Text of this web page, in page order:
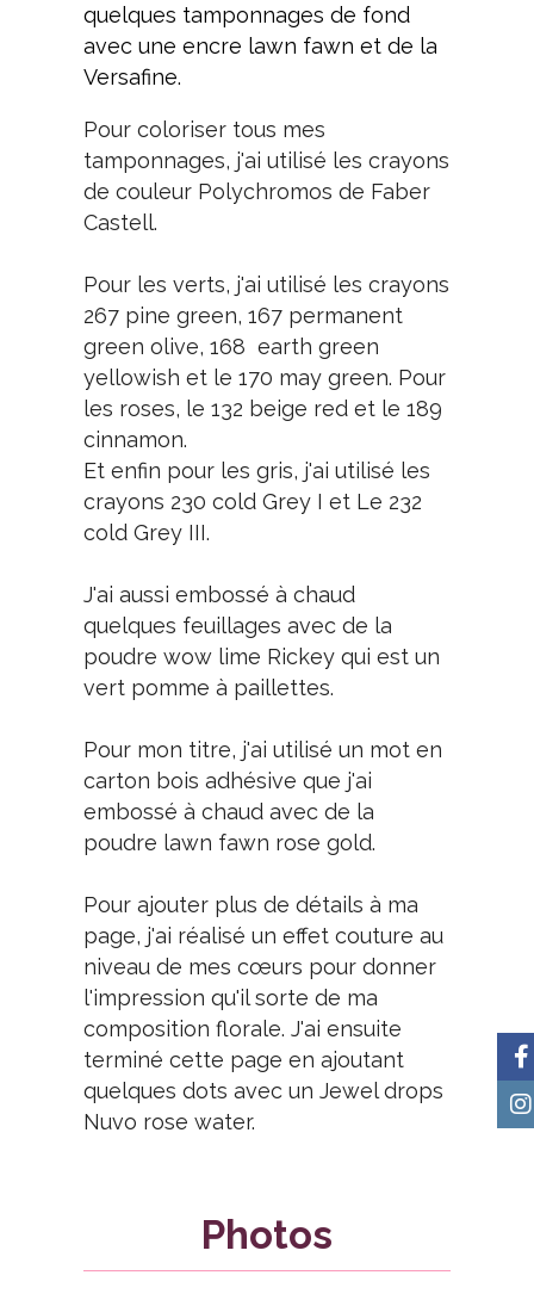
quelques tamponnages de fond
avec une encre lawn fawn et de la
Versafine.
Pour coloriser tous mes
tamponnages, j'ai utilisé les crayons
de couleur Polychromos de Faber
Castell.
Pour les verts, j'ai utilisé les crayons
267 pine green, 167 permanent
green olive, 168 earth green
yellowish et le 170 may green. Pour
les roses, le 132 beige red et le 189
cinnamon.
Et enfin pour les gris, j'ai utilisé les
crayons 230 cold Grey I et Le 232
cold Grey III.
J'ai aussi embossé à chaud
quelques feuillages avec de la
poudre wow lime Rickey qui est un
vert pomme à paillettes.
Pour mon titre, j'ai utilisé un mot en
carton bois adhésive que j'ai
embossé à chaud avec de la
poudre lawn fawn rose gold.
Pour ajouter plus de détails à ma
page, j'ai réalisé un effet couture au
niveau de mes cœurs pour donner
l'impression qu'il sorte de ma
composition florale. J'ai ensuite
terminé cette page en ajoutant
quelques dots avec un Jewel drops
Nuvo rose water.
Photos